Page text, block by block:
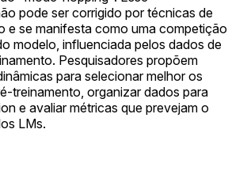
pode ser corrigido por técnicas de
e se manifesta como uma competição
modelo, influenciada pelos dados de
Pesquisadores propõem
para selecionar melhor os
treinamento, organizar dados para
e avaliar métricas que prevejam o
LMs.